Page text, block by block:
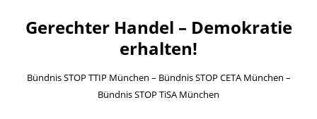
Gerechter Handel – Demokratie
erhalten!
Bündnis STOP TTIP München – Bündnis STOP CETA München –
Bündnis STOP TiSA München